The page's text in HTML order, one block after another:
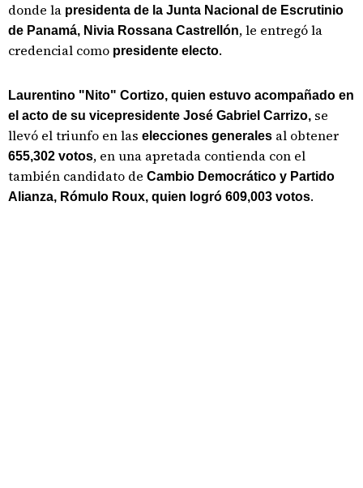
donde la presidenta de la Junta Nacional de Escrutinio
de Panamá, Nivia Rossana Castrellón, le entregó la
credencial como presidente electo.
Laurentino "Nito" Cortizo, quien estuvo acompañado en
el acto de su vicepresidente José Gabriel Carrizo, se
llevó el triunfo en las elecciones generales al obtener
655,302 votos, en una apretada contienda con el
también candidato de Cambio Democrático y Partido
Alianza, Rómulo Roux, quien logró 609,003 votos.